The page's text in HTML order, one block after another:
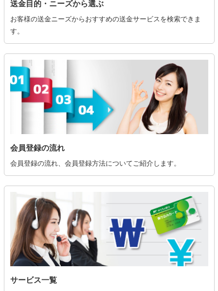
送金目的・ニーズから選ぶ
お客様の送金ニーズからおすすめの送金サービスを検索できま
す。
会員登録の流れ
会員登録の流れ、会員登録方法についてご紹介します。
サービス一覧